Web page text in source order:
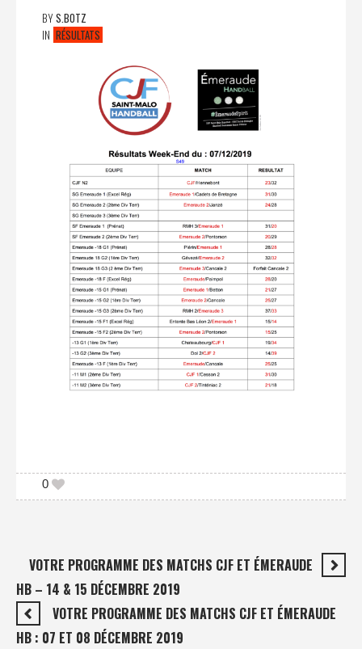
BYS.BOTZ
IN RÉSULTATS
0
VOTRE PROGRAMME DES MATCHS CJF ET ÉMERAUDE
HB – 14 & 15 DÉCEMBRE 2019
VOTRE PROGRAMME DES MATCHS CJF ET ÉMERAUDE
HB : 07 ET 08 DÉCEMBRE 2019